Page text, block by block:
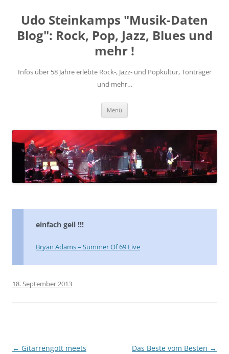
springen
Udo Steinkamps "Musik-Daten
Blog": Rock, Pop, Jazz, Blues und
mehr !
Infos über 58 Jahre erlebte Rock-, Jazz- und Popkultur, Tonträger
und mehr…
Menü
einfach geil !!!
Bryan Adams – Summer Of 69 Live
18. September 2013
Beitragsnavigation
← Gitarrengott meets
Das Beste vom Besten →